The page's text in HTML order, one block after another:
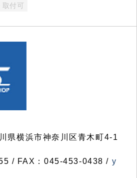
取付可
横浜市神奈川区青木町4-1
/ FAX：045-453-0438 / y